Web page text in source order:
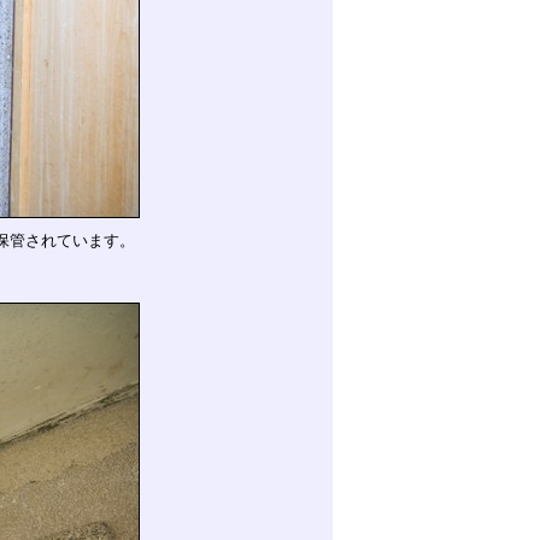
されています。